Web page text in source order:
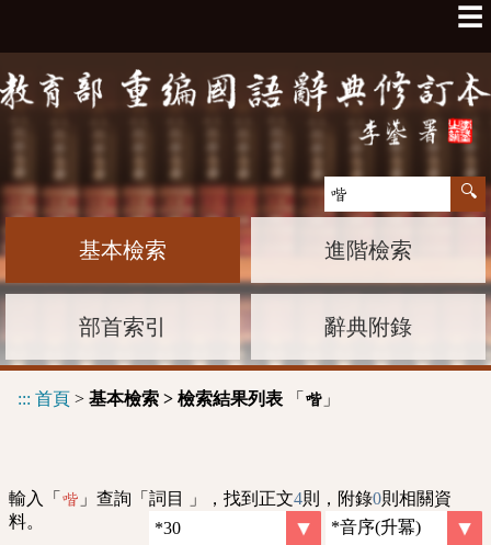
☰
基本檢索 進階檢索
部首索引 辭典附錄
::: 首頁 > 基本檢索 > 檢索結果列表 「 喈 」
輸入「 喈 」查詢「詞目 」，找到正文4則，附錄0則相關資
料。